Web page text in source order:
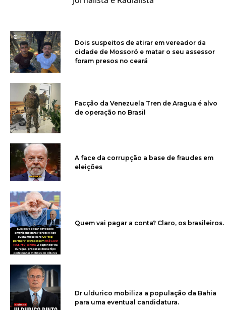
Dois suspeitos de atirar em vereador da
cidade de Mossoró e matar o seu assessor
foram presos no ceará
Facção da Venezuela Tren de Aragua é alvo
de operação no Brasil
A face da corrupção a base de fraudes em
eleições
Quem vai pagar a conta? Claro, os brasileiros.
Dr uldurico mobiliza a população da Bahia
para uma eventual candidatura.